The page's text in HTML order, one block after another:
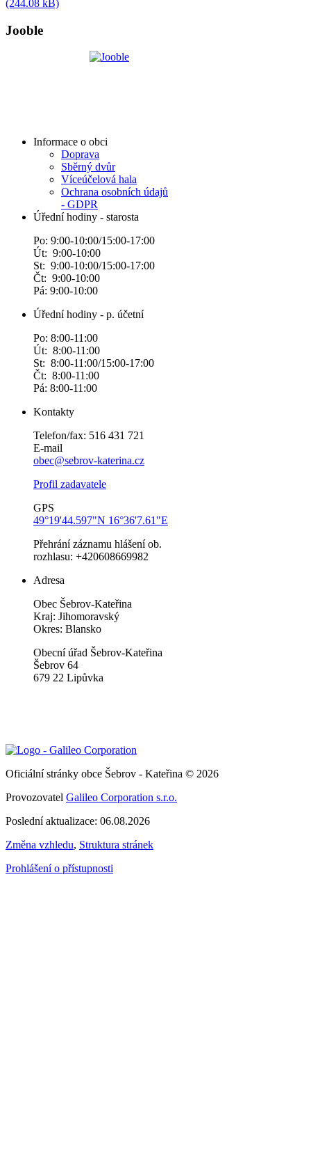
(244.08 kB)
Jooble
Informace o obci
Doprava
Sběrný dvůr
Víceúčelová hala
Ochrana osobních údajů
- GDPR
Úřední hodiny - starosta
Po: 9:00-10:00/15:00-17:00
Út: 9:00-10:00
St: 9:00-10:00/15:00-17:00
Čt: 9:00-10:00
Pá: 9:00-10:00
Úřední hodiny - p. účetní
Po: 8:00-11:00
Út: 8:00-11:00
St: 8:00-11:00/15:00-17:00
Čt: 8:00-11:00
Pá: 8:00-11:00
Kontakty
Telefon/fax: 516 431 721
E-mail
obec@sebrov-katerina.cz
Profil zadavatele
GPS
49°19'44.597"N 16°36'7.61"E
Přehrání záznamu hlášení ob.
rozhlasu: +420608669982
Adresa
Obec Šebrov-Kateřina
Kraj: Jihomoravský
Okres: Blansko
Obecní úřad Šebrov-Kateřina
Šebrov 64
679 22 Lipůvka
Oficiální stránky obce Šebrov - Kateřina © 2026
Provozovatel Galileo Corporation s.r.o.
Poslední aktualizace: 06.08.2026
Změna vzhledu, Struktura stránek
Prohlášení o přístupnosti